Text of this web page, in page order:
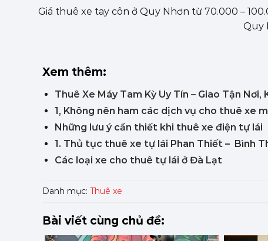
Giá thuê xe tay côn ở Quy Nhơn từ 70.000 –
Quy
Xem thêm:
Thuê Xe Máy Tam Kỳ Uy Tín – Giao Tận
1, Không nên ham các dịch vụ cho thuê xe
Những lưu ý cần thiết khi thuê xe điện tự lái
1. Thủ tục thuê xe tự lái Phan Thiết – Bình
Các loại xe cho thuê tự lái ở Đà Lạt
Danh mục: Thuê xe
Bài viết cùng chủ đề: